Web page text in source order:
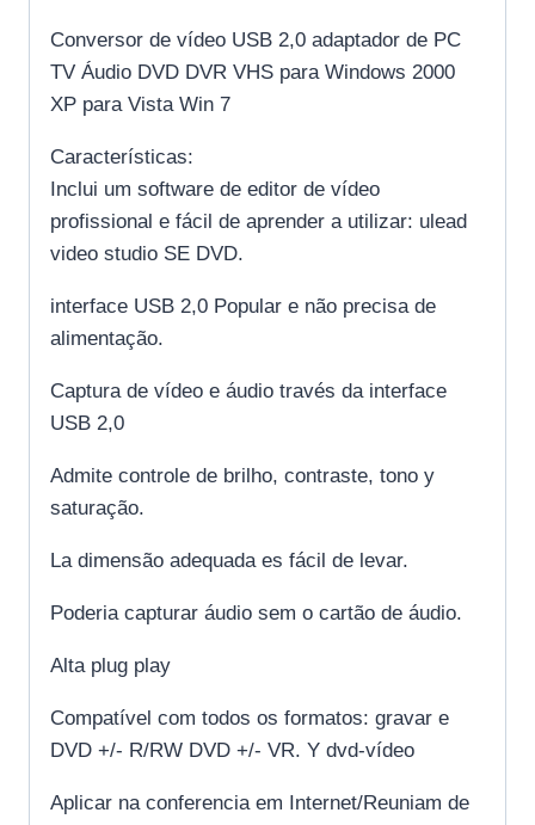
Conversor de vídeo USB 2,0 adaptador de PC
TV Áudio DVD DVR VHS para Windows 2000
XP para Vista Win 7
Características:
Inclui um software de editor de vídeo
profissional e fácil de aprender a utilizar: ulead
video studio SE DVD.
interface USB 2,0 Popular e não precisa de
alimentação.
Captura de vídeo e áudio través da interface
USB 2,0
Admite controle de brilho, contraste, tono y
saturação.
La dimensão adequada es fácil de levar.
Poderia capturar áudio sem o cartão de áudio.
Alta plug play
Compatível com todos os formatos: gravar e
DVD +/- R/RW DVD +/- VR. Y dvd-vídeo
Aplicar na conferencia em Internet/Reuniam de